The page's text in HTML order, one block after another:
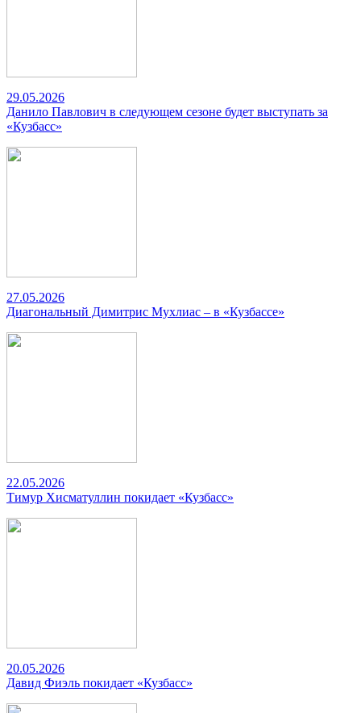
29.05.2026
Данило Павлович в следующем сезоне будет выступать за
«Кузбасс»
27.05.2026
Диагональный Димитрис Мухлиас – в «Кузбассе»
22.05.2026
Тимур Хисматуллин покидает «Кузбасс»
20.05.2026
Давид Фиэль покидает «Кузбасс»